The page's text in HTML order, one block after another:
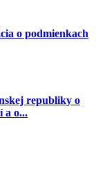
o podmienkach
republiky o
a o...